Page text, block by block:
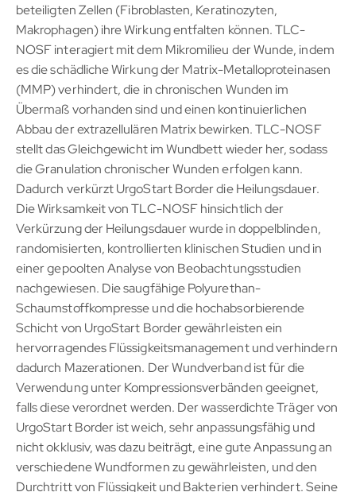
beteiligten Zellen (Fibroblasten, Keratinozyten,
Makrophagen) ihre Wirkung entfalten können. TLC-
NOSF interagiert mit dem Mikromilieu der Wunde, indem
es die schädliche Wirkung der Matrix-Metalloproteinasen
(MMP) verhindert, die in chronischen Wunden im
Übermaß vorhanden sind und einen kontinuierlichen
Abbau der extrazellulären Matrix bewirken. TLC-NOSF
stellt das Gleichgewicht im Wundbett wieder her, sodass
die Granulation chronischer Wunden erfolgen kann.
Dadurch verkürzt UrgoStart Border die Heilungsdauer.
Die Wirksamkeit von TLC-NOSF hinsichtlich der
Verkürzung der Heilungsdauer wurde in doppelblinden,
randomisierten, kontrollierten klinischen Studien und in
einer gepoolten Analyse von Beobachtungsstudien
nachgewiesen. Die saugfähige Polyurethan-
Schaumstoffkompresse und die hochabsorbierende
Schicht von UrgoStart Border gewährleisten ein
hervorragendes Flüssigkeitsmanagement und verhindern
dadurch Mazerationen. Der Wundverband ist für die
Verwendung unter Kompressionsverbänden geeignet,
falls diese verordnet werden. Der wasserdichte Träger von
UrgoStart Border ist weich, sehr anpassungsfähig und
nicht okklusiv, was dazu beiträgt, eine gute Anpassung an
verschiedene Wundformen zu gewährleisten, und den
Durchtritt von Flüssigkeit und Bakterien verhindert. Seine